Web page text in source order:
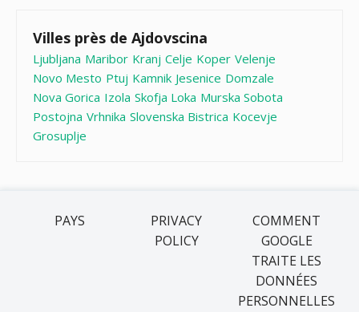
Villes près de Ajdovscina
Ljubljana Maribor Kranj Celje Koper Velenje
Novo Mesto Ptuj Kamnik Jesenice Domzale
Nova Gorica Izola Skofja Loka Murska Sobota
Postojna Vrhnika Slovenska Bistrica Kocevje
Grosuplje
PAYS
PRIVACY
POLICY
COMMENT
GOOGLE
TRAITE LES
DONNÉES
PERSONNELLES